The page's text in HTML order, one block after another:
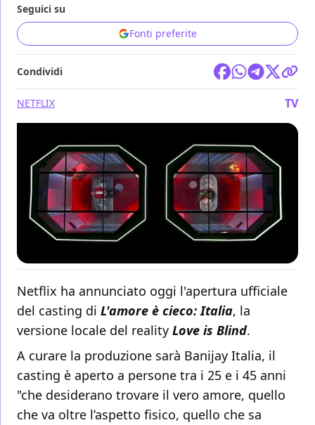
Seguici su
Fonti preferite
Condividi
NETFLIX TV
Netflix ha annunciato oggi l'apertura ufficiale
del casting di L'amore è cieco: Italia, la
versione locale del reality Love is Blind.
A curare la produzione sarà Banijay Italia, il
casting è aperto a persone tra i 25 e i 45 anni
"che desiderano trovare il vero amore, quello
che va oltre l’aspetto fisico, quello che sa